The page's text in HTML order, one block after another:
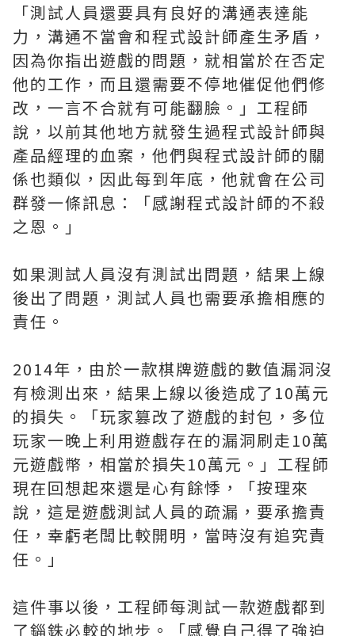
「測試人員還要具有良好的溝通表達能
力，溝通不當會和程式設計師產生矛盾，
因為你指出遊戲的問題，就相當於在否定
他的工作，而且還需要不停地催促他們修
改，一言不合就有可能翻臉。」工程師
說，以前其他地方就發生過程式設計師與
產品經理的血案，他們與程式設計師的關
係也類似，因此每到年底，他就會在公司
群發一條訊息：「感謝程式設計師的不殺
之恩。」
如果測試人員沒有測試出問題，結果上線
後出了問題，測試人員也需要承擔相應的
責任。
2014年，由於一款棋牌遊戲的數值漏洞沒
有檢測出來，結果上線以後造成了10萬元
的損失。「玩家篡改了遊戲的封包，多位
玩家一晚上利用遊戲存在的漏洞刷走10萬
元遊戲幣，相當於損失10萬元。」工程師
現在回想起來還是心有餘悸，「按理來
說，這是遊戲測試人員的疏漏，要承擔責
任，幸虧老闆比較開明，當時沒有追究責
任。」
這件事以後，工程師每測試一款遊戲都到
了錙銖必較的地步。「感覺自己得了強迫